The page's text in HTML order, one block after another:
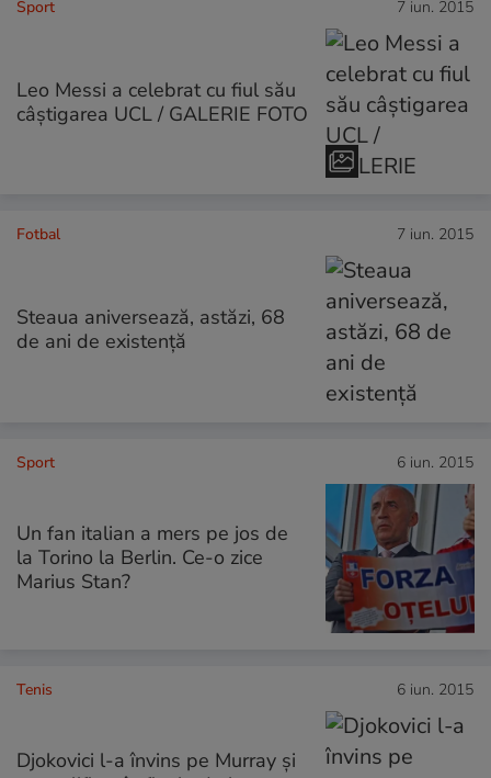
Sport 7 iun. 2015
Leo Messi a celebrat cu fiul său
câștigarea UCL / GALERIE FOTO
Fotbal 7 iun. 2015
Steaua aniversează, astăzi, 68
de ani de existență
Sport 6 iun. 2015
Un fan italian a mers pe jos de
la Torino la Berlin. Ce-o zice
Marius Stan?
Tenis 6 iun. 2015
Djokovici l-a învins pe Murray şi